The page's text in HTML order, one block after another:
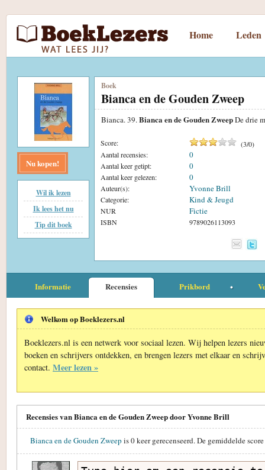
Home Leden
Nu kopen!
Wil ik lezen
Ik lees het nu
Tip dit boek
Boek
Bianca en de Gouden Zweep
Bianca. 39.Bianca en de Gouden ZweepDe drie
Score: (3/0)
Aantal recensies:
0
Aantal keer getipt: 0
Aantal keer gelezen: 0
Auteur(s): Yvonne Brill
Categorie: Kind & Jeugd
NUR Fictie
ISBN 9789026113093
Informatie Recensies Prikbord
Welkom op Boeklezers.nl
Boeklezers.nl is een netwerk voor sociaal lezen. Wij helpen lezers
boeken en schrijvers ontdekken, en brengen lezers met elkaar en
contact. Meer lezen »
Recensies van Bianca en de Gouden Zweep door Yvonne Brill
Bianca en de Gouden Zweep is0keer gerecenseerd. De gemiddelde